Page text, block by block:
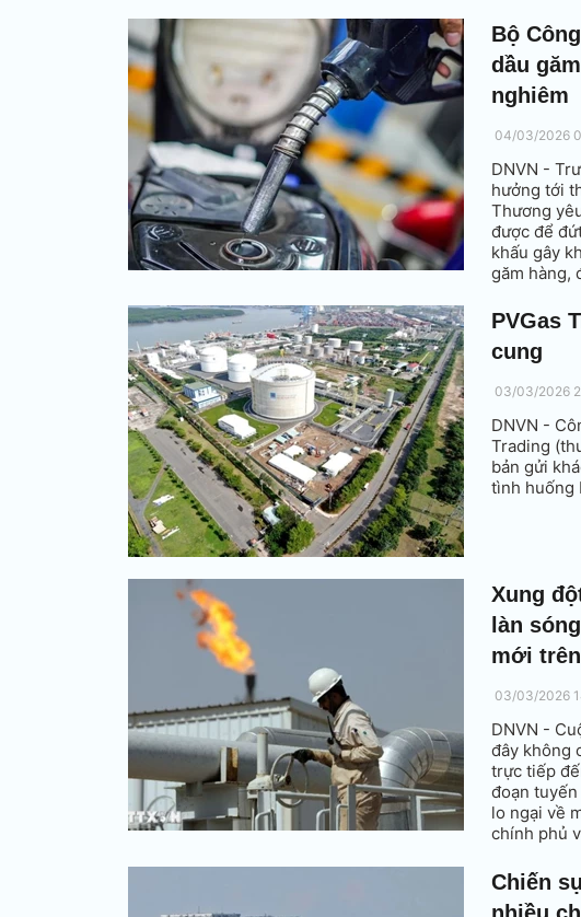
Bộ
dầu
nghiêm
04/03/2026
DNVN -
hưởng tới
Thương
được để
khấu gây
găm hàng,
PVGas
cung
03/03/2026
DNVN -
Trading
bản gửi
tình huống
Xung
làn
mới
03/03/2026
DNVN -
đây không
trực tiếp
đoạn
lo ngại về
chính phủ
Chiến